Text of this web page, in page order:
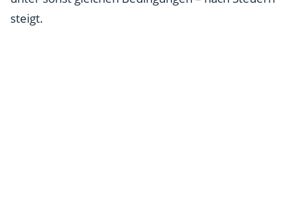
steigt.